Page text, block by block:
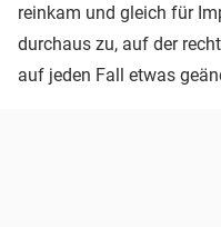
reinkam und gleich für
durchaus zu, auf der
auf jeden Fall etwas